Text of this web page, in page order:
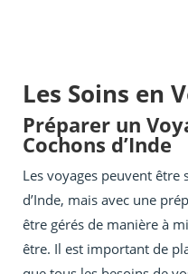
Les Soins en
Préparer un
Cochons d’Inde
Les voyages peuvent être
d’Inde, mais avec une
être gérés de manière à
être. Il est important de